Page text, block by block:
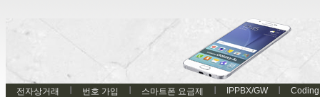
전자상거래 번호 가입 스마트폰 요금제 IPPBX/GW Coding